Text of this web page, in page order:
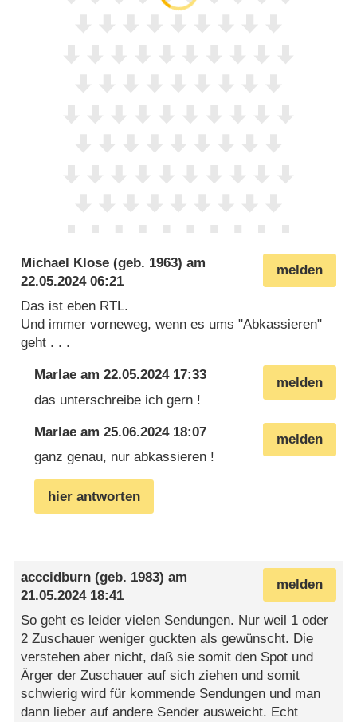
melden
Michael Klose (geb. 1963) am
22.05.2024 06:21
Das ist eben RTL.
Und immer vorneweg, wenn es ums "Abkassieren"
geht . . .
melden
Marlae am22.05.2024 17:33
das unterschreibe ich gern !
melden
Marlae am25.06.2024 18:07
ganz genau, nur abkassieren !
hier antworten
melden
acccidburn (geb. 1983) am
21.05.2024 18:41
So geht es leider vielen Sendungen. Nur weil 1 oder
2 Zuschauer weniger guckten als gewünscht. Die
verstehen aber nicht, daß sie somit den Spot und
Ärger der Zuschauer auf sich ziehen und somit
schwierig wird für kommende Sendungen und man
dann lieber auf andere Sender ausweicht. Echt